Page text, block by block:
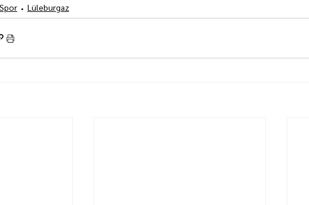
Spor Lüleburgaz